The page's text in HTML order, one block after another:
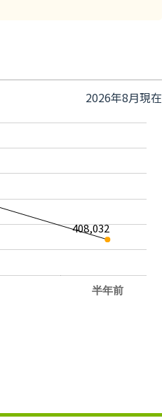
2026年8月現在
半年前
408,032